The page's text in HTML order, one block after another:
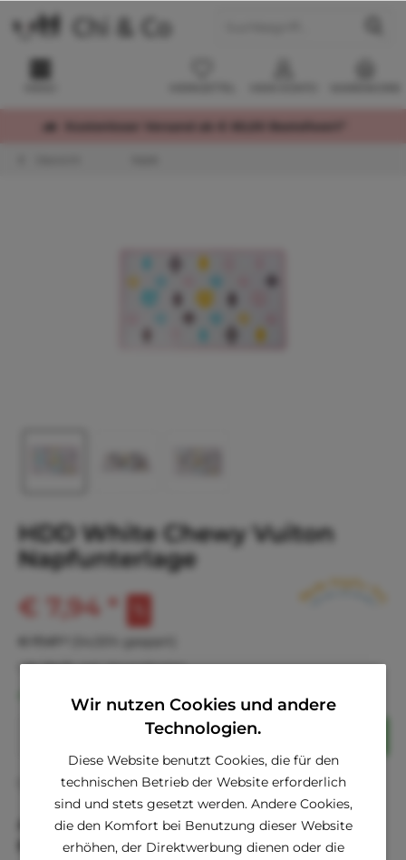
HDD White Chewy Vuiton
Napfunterlage
€ 7,94 *
inkl. MwSt.zzgl. Versandkosten
Sofort versandfertig, Lieferzeit ca. 1-3 Werktage
In den Warenkorb
Merken Fragen zum Artikel?
Artikel-Nr.:
HDD-203
857407008920
Wir nutzen Cookies und andere
Technologien.
Diese Website benutzt Cookies, die für den
technischen Betrieb der Website erforderlich
sind und stets gesetzt werden. Andere Cookies,
die den Komfort bei Benutzung dieser Website
erhöhen, der Direktwerbung dienen oder die